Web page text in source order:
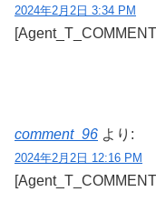
2024年2月2日 3:34 PM
comment_96 より:
2024年2月2日 12:16 PM